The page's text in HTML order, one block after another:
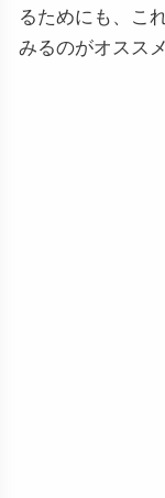
るためにも、こ
みるのがオススメ